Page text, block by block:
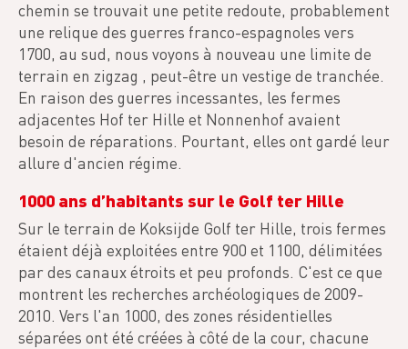
chemin se trouvait une petite redoute, probablement
une relique des guerres franco-espagnoles vers
1700, au sud, nous voyons à nouveau une limite de
terrain en zigzag , peut-être un vestige de tranchée.
En raison des guerres incessantes, les fermes
adjacentes Hof ter Hille et Nonnenhof avaient
besoin de réparations. Pourtant, elles ont gardé leur
allure d'ancien régime.
1000 ans d’habitants sur le Golf ter Hille
Sur le terrain de Koksijde Golf ter Hille, trois fermes
étaient déjà exploitées entre 900 et 1100, délimitées
par des canaux étroits et peu profonds. C'est ce que
montrent les recherches archéologiques de 2009-
2010. Vers l'an 1000, des zones résidentielles
séparées ont été créées à côté de la cour, chacune